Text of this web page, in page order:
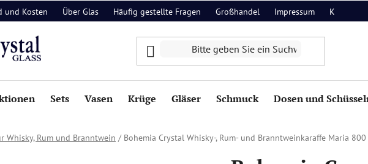
und Kosten Über Glas Häufig gestellte Fragen Großhandel Impressum Kontakt
Sets Vasen Krüge Gläser Schmuck Dosen und
Whisky, Rum und Branntwein / Bohemia Crystal Whisky-, Rum- und Branntweinkaraffe Maria